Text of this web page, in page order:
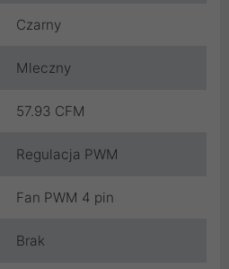
Czarny
Mleczny
57.93 CFM
Regulacja PWM
Fan PWM 4 pin
Brak